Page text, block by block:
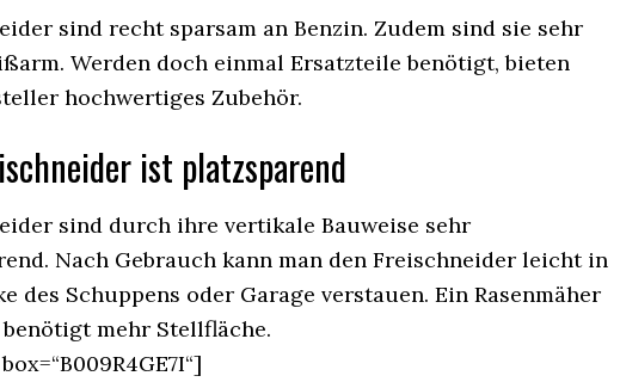
sind recht sparsam an Benzin. Zudem sind sie sehr
Werden doch einmal Ersatzteile benötigt, bieten
hochwertiges Zubehör.
ist platzsparend
sind durch ihre vertikale Bauweise sehr
Nach Gebrauch kann man den Freischneider leicht in
des Schuppens oder Garage verstauen. Ein Rasenmäher
benötigt mehr Stellfläche.